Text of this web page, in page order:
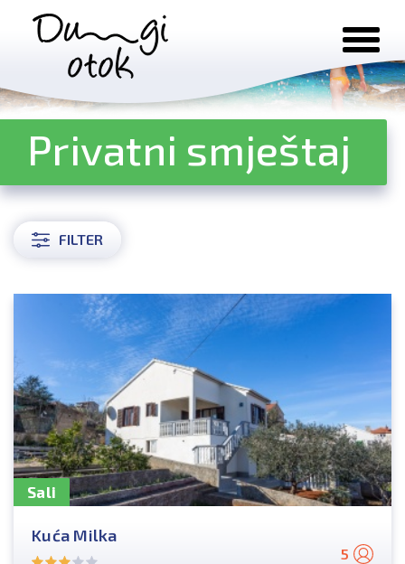
Preskoči na sadržaj
Privatni smještaj
FILTER
Sali
Kuća Milka
5